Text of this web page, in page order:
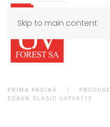
Skip to main content
PRIMA PAGINĂ PRODUSE
SCAUN CLASIC UVF0411S